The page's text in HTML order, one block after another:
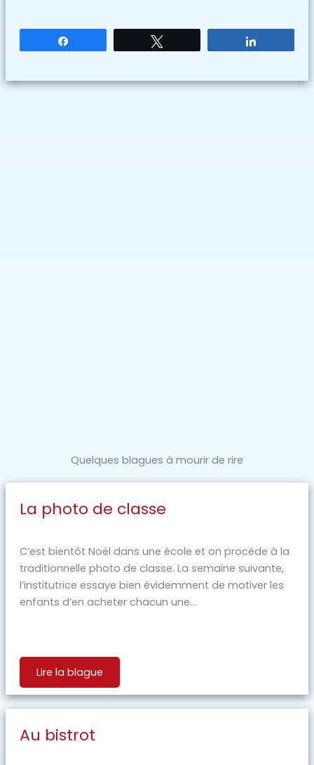
Quelques blagues à mourir de rire
La photo de classe
C’est bientôt Noël dans une école et on procède à la
traditionnelle photo de classe. La semaine suivante,
l’institutrice essaye bien évidemment de motiver les
enfants d’en acheter chacun une...
Lire la blague
Au bistrot